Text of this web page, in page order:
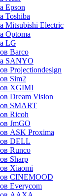
Epson
Toshiba
Mitsubishi Electric
Optoma
LG
Barco
SANYO
Projectiondesign
Sim2
XGIMI
Dream Vision
SMART
Ricoh
JmGO
ASK Proxima
DELL
Runco
Sharp
Xiaomi
CINEMOOD
Everycom